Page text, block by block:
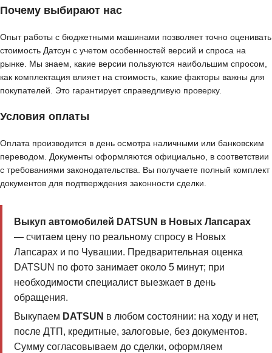
Почему выбирают нас
Опыт работы с бюджетными машинами позволяет точно оценивать
стоимость Датсун с учетом особенностей версий и спроса на
рынке. Мы знаем, какие версии пользуются наибольшим спросом,
как комплектация влияет на стоимость, какие факторы важны для
покупателей. Это гарантирует справедливую проверку.
Условия оплаты
Оплата производится в день осмотра наличными или банковским
переводом. Документы оформляются официально, в соответствии
с требованиями законодательства. Вы получаете полный комплект
документов для подтверждения законности сделки.
Выкуп автомобилей DATSUN в Новых Лапсарах
— считаем цену по реальному спросу в Новых
Лапсарах и по Чувашии. Предварительная оценка
DATSUN по фото занимает около 5 минут; при
необходимости специалист выезжает в день
обращения.
Выкупаем DATSUN в любом состоянии: на ходу и нет,
после ДТП, кредитные, залоговые, без документов.
Сумму согласовываем до сделки, оформляем